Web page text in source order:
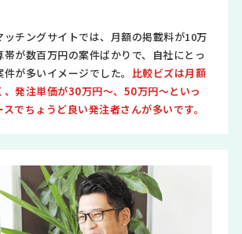
ッチングサイトでは、月額の掲載料が10万
帯が数百万円の案件ばかりで、自社にとっ
が多いイメージでした。
比較ビズは月額
、発注単価が30万円～、50万円～といっ
でちょうど良い発注者さんが多いです。